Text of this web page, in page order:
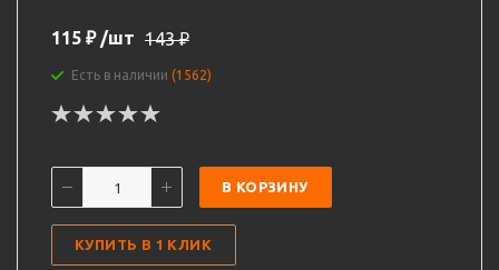
115 ₽ /шт 143₽
Есть в наличии (1562)
В КОРЗИНУ
КУПИТЬ В 1 КЛИК